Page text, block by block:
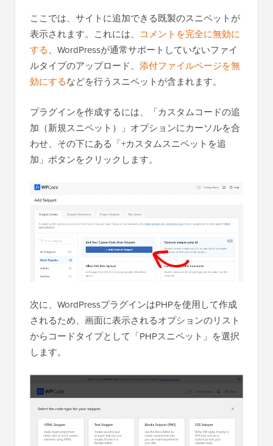
ここでは、サイトに追加できる既製のスニペットが
表示されます。これには、 コメントを完全に無効に
する、WordPressが通常サポートしていないファイ
ルタイプのアップロード、 添付ファイルページを無
効にするなどを行うスニペットが含まれます。
プラグインを作成するには、「カスタムコードの追
加（新規スニペット）」オプションにカーソルを合
わせ、その下にある「+カスタムスニペットを追
加」ボタンをクリックします。
次に、WordPressプラグインはPHPを使用して作成
されるため、画面に表示されるオプションのリスト
からコードタイプとして「PHPスニペット」を選択
します。